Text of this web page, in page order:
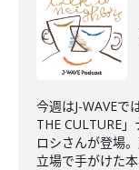
今週はJ-WAVEで
THE CULTURE
ロシさんが登場
立場で手がけた